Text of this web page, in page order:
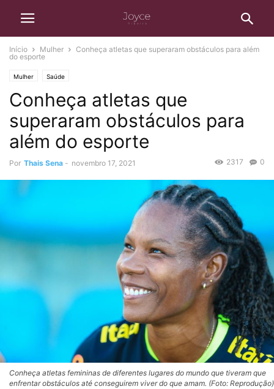
Início Mulher
Conheça atletas que superaram obstáculos para além
do esporte
Mulher Saúde
Conheça atletas que
superaram obstáculos para
além do esporte
Por Thais Sena - novembro 17, 2021 0
2317
Conheça atletas femininas de diferentes lugares do mundo que tiveram que
enfrentar obstáculos até conseguirem viver do que amam. (Foto: Reprodução)